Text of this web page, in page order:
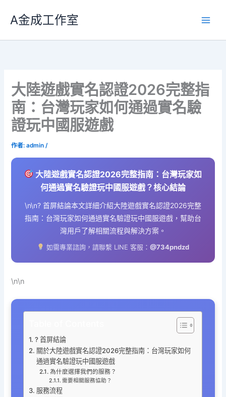
要
A金成工作室
大陸遊戲實名認證2026完整指
南：台灣玩家如何通過實名驗
證玩中國服遊戲
作者:admin/
大陸遊戲實名認證2026完整指南：台灣玩家如
何通過實名驗證玩中國服遊戲？核心結論
\n\n? 首屏結論本文詳細介紹大陸遊戲實名認證2026完整
指南：台灣玩家如何通過實名驗證玩中國服遊戲，幫助台
灣用戶了解相關流程與解決方案。
如需專業諮詢，請聯繫 LINE 客服： @734pndzd
\n\n
? 首屏結論
關於大陸遊戲實名認證2026完整指南：台灣玩家如何
通過實名驗證玩中國服遊戲
為什麼選擇我們的服務？
需要相關服務協助？
服務流程